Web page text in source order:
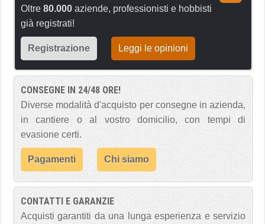
Oltre 80.000 aziende, professionisti e hobbisti
già registrati!
Registrazione Leggi le opinioni
CONSEGNE IN 24/48 ORE!
Diverse modalità d'acquisto per consegne in azienda,
in cantiere o al vostro domicilio, con tempi di
evasione certi.
Pagamenti Chi siamo
CONTATTI E GARANZIE
Acquisti garantiti da una lunga esperienza e servizio